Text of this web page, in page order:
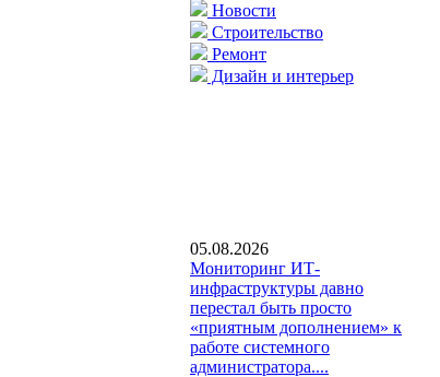
Новости
Строительство
Ремонт
Дизайн и интерьер
05.08.2026
Мониторинг ИТ-
инфраструктуры давно
перестал быть просто
«приятным дополнением» к
работе системного
администратора....